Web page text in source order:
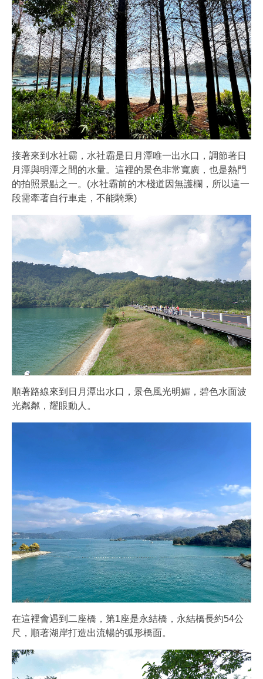
接著來到水社霸，水社霸是日月潭唯一出水口，調節著日
月潭與明潭之間的水量。這裡的景色非常寬廣，也是熱門
的拍照景點之一。(水社霸前的木棧道因無護欄，所以這一
段需牽著自行車走，不能騎乘)
順著路線來到日月潭出水口，景色風光明媚，碧色水面波
光粼粼，耀眼動人。
在這裡會遇到二座橋，第1座是永結橋，永結橋長約54公
尺，順著湖岸打造出流暢的弧形橋面。